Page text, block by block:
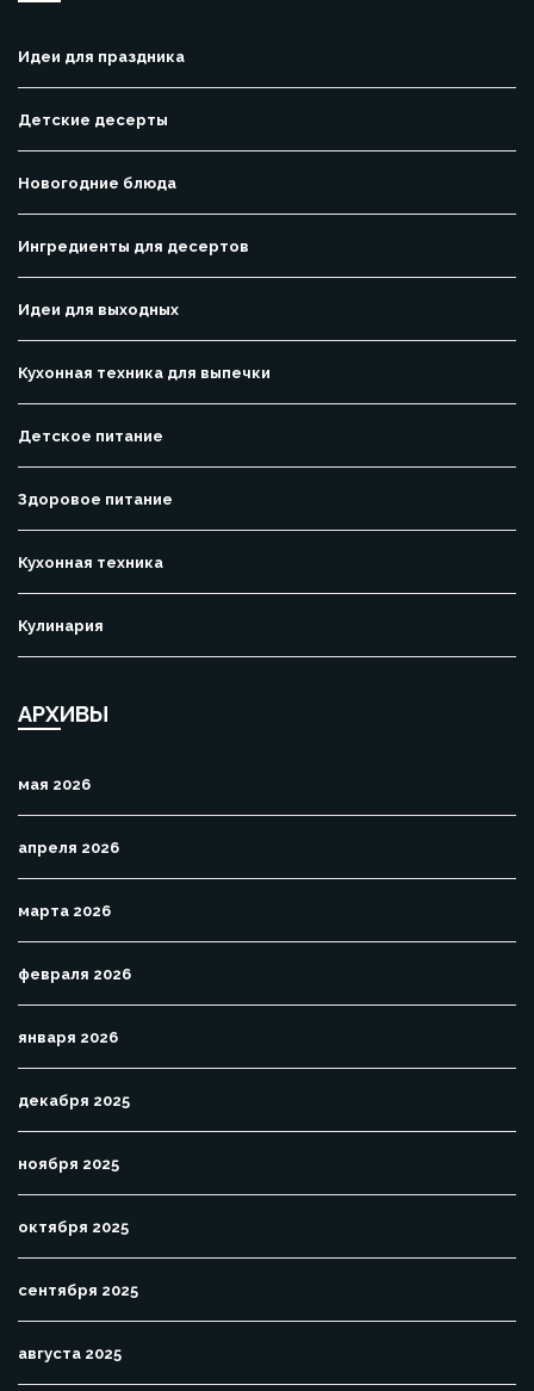
Идеи для праздника
Детские десерты
Новогодние блюда
Ингредиенты для десертов
Идеи для выходных
Кухонная техника для выпечки
Детское питание
Здоровое питание
Кухонная техника
Кулинария
АРХИВЫ
мая 2026
апреля 2026
марта 2026
февраля 2026
января 2026
декабря 2025
ноября 2025
октября 2025
сентября 2025
августа 2025